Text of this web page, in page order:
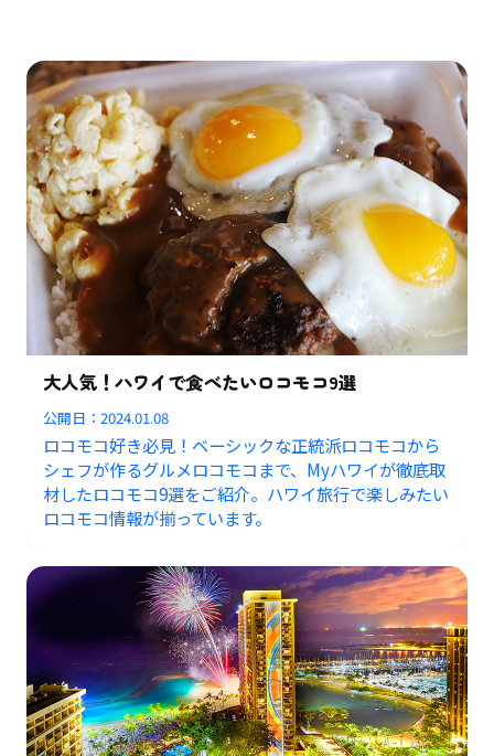
大人気！ハワイで食べたいロコモコ9選
公開日：2024.01.08
ロコモコ好き必見！ベーシックな正統派ロコモコから
シェフが作るグルメロコモコまで、Myハワイが徹底取
材したロコモコ9選をご紹介。ハワイ旅行で楽しみたい
ロコモコ情報が揃っています。